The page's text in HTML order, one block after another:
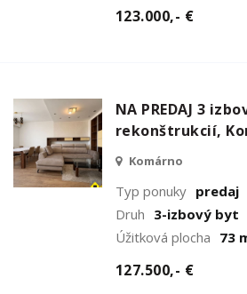
123.000,- €
NA PREDAJ 3
rekonštrukcií,
Komárno
Typ ponuky predaj
Druh 3-izbový byt
Úžitková plocha 73
127.500,- €